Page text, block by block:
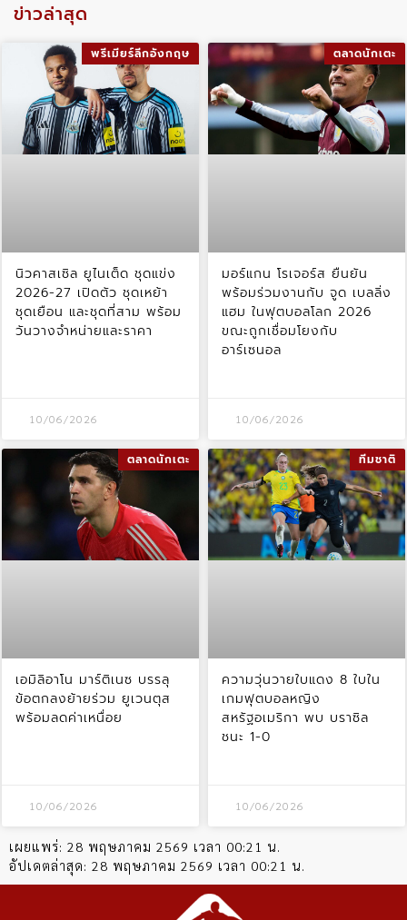
ข่าวล่าสุด
พรีเมียร์ลีกอังกฤษ
นิวคาสเซิล ยูไนเต็ด ชุดแข่ง
2026-27 เปิดตัว ชุดเหย้า
ชุดเยือน และชุดที่สาม พร้อม
วันวางจำหน่ายและราคา
10/06/2026
ตลาดนักเตะ
มอร์แกน โรเจอร์ส ยืนยัน
พร้อมร่วมงานกับ จูด เบลลิ่ง
แฮม ในฟุตบอลโลก 2026
ขณะถูกเชื่อมโยงกับ
อาร์เซนอล
10/06/2026
ตลาดนักเตะ
เอมิลิอาโน มาร์ติเนซ บรรลุ
ข้อตกลงย้ายร่วม ยูเวนตุส
พร้อมลดค่าเหนื่อย
10/06/2026
ทีมชาติ
ความวุ่นวายใบแดง 8 ใบใน
เกมฟุตบอลหญิง
สหรัฐอเมริกา พบ บราซิล
ชนะ 1-0
10/06/2026
เผยแพร่: 28 พฤษภาคม 2569 เวลา 00:21 น.
อัปเดตล่าสุด: 28 พฤษภาคม 2569 เวลา 00:21 น.